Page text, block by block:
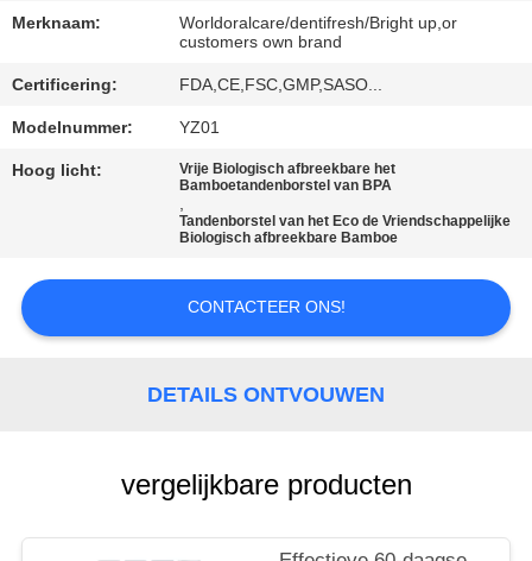
OM
EEN
CITAAT
PRIVACYBELEID
Merknaam:
Worldoralcare/dentifresh/Bright up,or
customers own brand
Certificering: FDA,CE,FSC,GMP,SASO...
Modelnummer: YZ01
Hoog licht:
Vrije Biologisch afbreekbare het
Bamboetandenborstel van BPA
,
Tandenborstel van het Eco de Vriendschappelijke
Biologisch afbreekbare Bamboe
CONTACTEER ONS!
DETAILS ONTVOUWEN
vergelijkbare producten